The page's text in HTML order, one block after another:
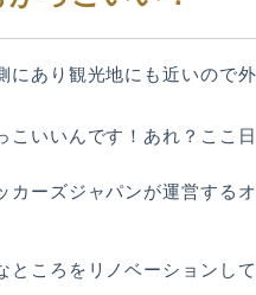
にあり観光地にも近いので
こいいんです！あれ？ここ
カーズジャパンが運営する
ところをリノベーションし